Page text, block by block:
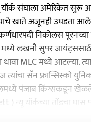
यॉर्क संघाला अमेरिकेत सुरू
खाते अजूनही उघडता आले
कर्णधारपदी निकोलस
लखनौ सुपर
धावा MLC मध्ये आटल्या.
सॅन फ्रान्सिस्को
पंजाब किंग्सकडून
) न्यू यॉर्कच्या तोंडचा घास